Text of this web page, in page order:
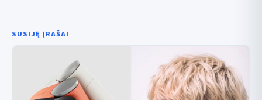
SUSIJĘ ĮRAŠAI